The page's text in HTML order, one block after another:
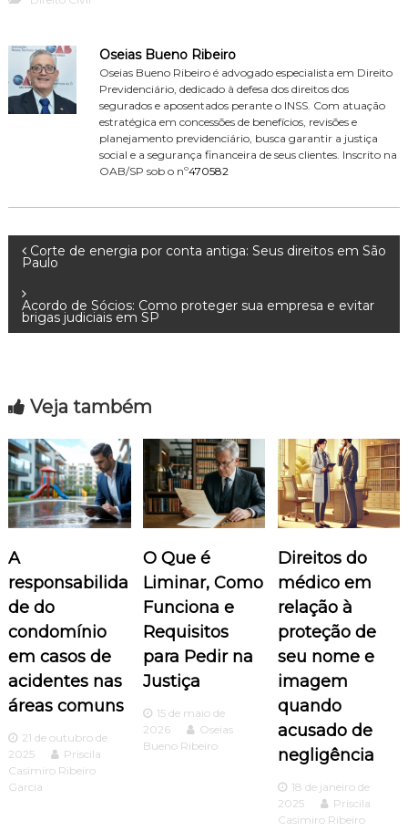
Oseias Bueno Ribeiro
Oseias Bueno Ribeiro é advogado especialista em Direito
Previdenciário, dedicado à defesa dos direitos dos
segurados e aposentados perante o INSS. Com atuação
estratégica em concessões de benefícios, revisões e
planejamento previdenciário, busca garantir a justiça
social e a segurança financeira de seus clientes. Inscrito na
OAB/SP sob o nº470582
N
a
v
g
a
ç
ã
o
d
e
P
o
s
Corte de energia por conta antiga: Seus direitos em São
Paulo
Acordo de Sócios: Como proteger sua empresa e evitar
brigas judiciais em SP
Veja também
A
responsabilida
de do
condomínio
em casos de
acidentes nas
áreas comuns
21 de outubro de
2025
Priscila
Casimiro Ribeiro
Garcia
O Que é
Liminar, Como
Funciona e
Requisitos
para Pedir na
Justiça
15 de maio de
2026
Oseias
Bueno Ribeiro
Direitos do
médico em
relação à
proteção de
seu nome e
imagem
quando
acusado de
negligência
18 de janeiro de
2025
Priscila
Casimiro Ribeiro